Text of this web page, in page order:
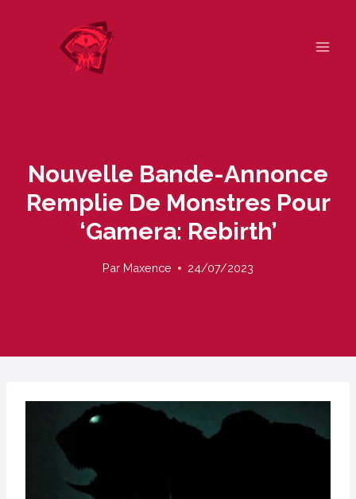
Nouvelle Bande-Annonce
Remplie De Monstres Pour
‘Gamera: Rebirth’
Par Maxence 24/07/2023